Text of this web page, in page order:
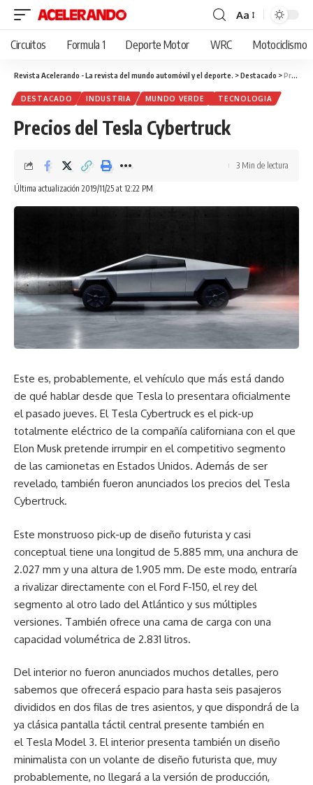
Cambiar
tamaño
fuente
Aa
Circuitos Formula 1 Deporte Motor WRC Motociclismo
Revista Acelerando - La revista del mundo automóvil y el deporte. >Destacado >Precios del Tesla Cybertruck
DESTACADO INDUSTRIA MUNDO VERDE TECNOLOGIA
Precios del Tesla Cybertruck
Última actualización 2019/11/25 at 12:22 PM
3 Min de lectura
Este es, probablemente, el vehículo que más está dando
de qué hablar desde que Tesla lo presentara oficialmente
el pasado jueves. El Tesla Cybertruck es el pick-up
totalmente eléctrico de la compañía californiana con el que
Elon Musk pretende irrumpir en el competitivo segmento
de las camionetas en Estados Unidos. Además de ser
revelado, también fueron anunciados los precios del Tesla
Cybertruck.
Este monstruoso pick-up de diseño futurista y casi
conceptual tiene una longitud de 5.885 mm, una anchura de
2.027 mm y una altura de 1.905 mm. De este modo, entraría
a rivalizar directamente con el Ford F-150, el rey del
segmento al otro lado del Atlántico y sus múltiples
versiones. También ofrece una cama de carga con una
capacidad volumétrica de 2.831 litros.
Del interior no fueron anunciados muchos detalles, pero
sabemos que ofrecerá espacio para hasta seis pasajeros
divididos en dos filas de tres asientos, y que dispondrá de la
ya clásica pantalla táctil central presente también en
el Tesla Model 3. El interior presenta también un diseño
minimalista con un volante de diseño futurista que, muy
probablemente, no llegará a la versión de producción,